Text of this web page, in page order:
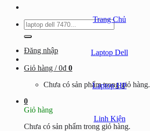
Tìm
kiếm:
Đăng nhập
Giỏ hàng /0₫ 0
Chưa có sản phẩm trong giỏ hàng.
0
Giỏ hàng
Chưa có sản phẩm trong giỏ hàng.
Trang Chủ
Laptop Dell
Laptop HP
Linh Kiện